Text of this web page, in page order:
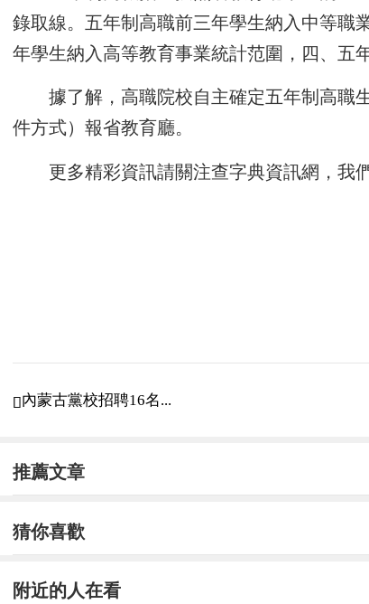
錄取線。五年制高職前三年學生納入中等職
年學生納入高等教育事業統計范圍，四、五
據了解，高職院校自主確定五年制高職
件方式）報省教育廳。
更多精彩資訊請關注查字典資訊網 ，我
內蒙古黨校招聘16名...
推薦文章
猜你喜歡
附近的人在看